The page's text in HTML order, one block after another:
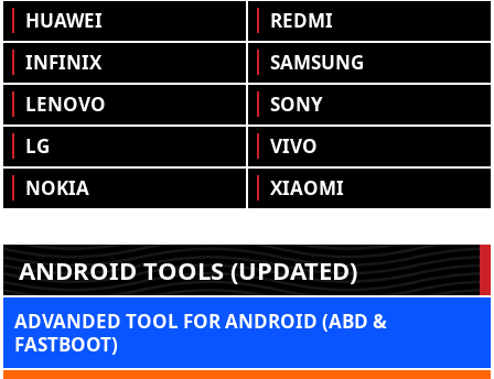
HUAWEI
INFINIX
LENOVO
LG
NOKIA
REDMI
SAMSUNG
SONY
VIVO
XIAOMI
ANDROID TOOLS (UPDATED)
ADVANDED TOOL FOR ANDROID (ABD &
FASTBOOT)